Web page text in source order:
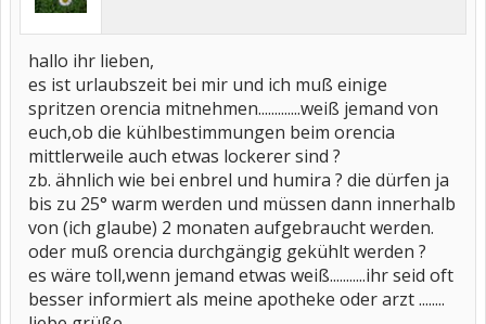
hallo ihr lieben,
es ist urlaubszeit bei mir und ich muß einige
spritzen orencia mitnehmen.............weiß jemand von
euch,ob die kühlbestimmungen beim orencia
mittlerweile auch etwas lockerer sind ?
zb. ähnlich wie bei enbrel und humira ? die dürfen ja
bis zu 25° warm werden und müssen dann innerhalb
von (ich glaube) 2 monaten aufgebraucht werden.
oder muß orencia durchgängig gekühlt werden ?
es wäre toll,wenn jemand etwas weiß...........ihr seid oft
besser informiert als meine apotheke oder arzt ........